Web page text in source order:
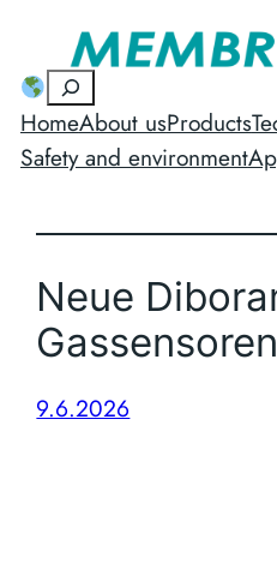
contentSuchen
HomeAbout usProducts
Safety and environment
Neue
Gassensoren
9.6.2026